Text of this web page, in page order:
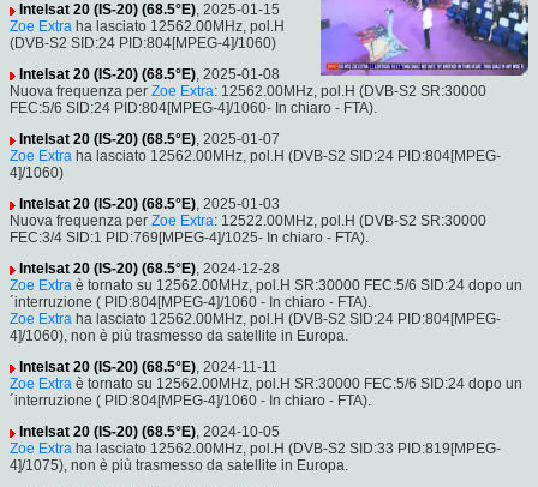
Intelsat 20 (IS-20) (68.5°E), 2025-01-15
Zoe Extra ha lasciato 12562.00MHz, pol.H
(DVB-S2 SID:24 PID:804[MPEG-4]/1060)
Intelsat 20 (IS-20) (68.5°E), 2025-01-08
Nuova frequenza per Zoe Extra: 12562.00MHz, pol.H (DVB-S2 SR:30000
FEC:5/6 SID:24 PID:804[MPEG-4]/1060- In chiaro - FTA).
Intelsat 20 (IS-20) (68.5°E), 2025-01-07
Zoe Extra ha lasciato 12562.00MHz, pol.H (DVB-S2 SID:24 PID:804[MPEG-
4]/1060)
Intelsat 20 (IS-20) (68.5°E), 2025-01-03
Nuova frequenza per Zoe Extra: 12522.00MHz, pol.H (DVB-S2 SR:30000
FEC:3/4 SID:1 PID:769[MPEG-4]/1025- In chiaro - FTA).
Intelsat 20 (IS-20) (68.5°E), 2024-12-28
Zoe Extra è tornato su 12562.00MHz, pol.H SR:30000 FEC:5/6 SID:24 dopo un
´interruzione ( PID:804[MPEG-4]/1060 - In chiaro - FTA).
Zoe Extra ha lasciato 12562.00MHz, pol.H (DVB-S2 SID:24 PID:804[MPEG-
4]/1060), non è più trasmesso da satellite in Europa.
Intelsat 20 (IS-20) (68.5°E), 2024-11-11
Zoe Extra è tornato su 12562.00MHz, pol.H SR:30000 FEC:5/6 SID:24 dopo un
´interruzione ( PID:804[MPEG-4]/1060 - In chiaro - FTA).
Intelsat 20 (IS-20) (68.5°E), 2024-10-05
Zoe Extra ha lasciato 12562.00MHz, pol.H (DVB-S2 SID:33 PID:819[MPEG-
4]/1075), non è più trasmesso da satellite in Europa.